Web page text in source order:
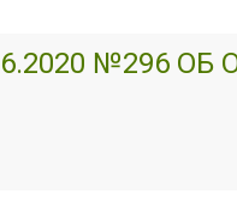
№296